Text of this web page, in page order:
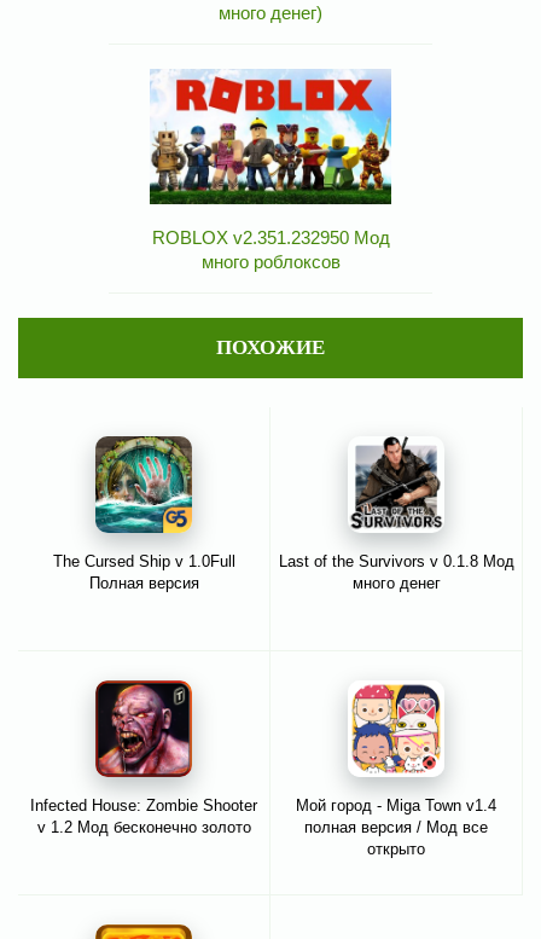
много денег)
ROBLOX v2.351.232950 Мод
много роблоксов
ПОХОЖИЕ
The Cursed Ship v 1.0Full
Полная версия
Last of the Survivors v 0.1.8 Мод
много денег
Infected House: Zombie Shooter
v 1.2 Мод бесконечно золото
Мой город - Miga Town v1.4
полная версия / Мод все
открыто